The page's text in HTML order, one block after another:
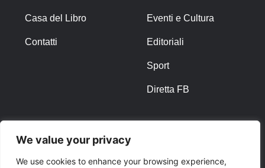
We value your privacy
We use cookies to enhance your browsing experience,
Casa del Libro
Contatti
Eventi e Cultura
Editoriali
Sport
Diretta FB